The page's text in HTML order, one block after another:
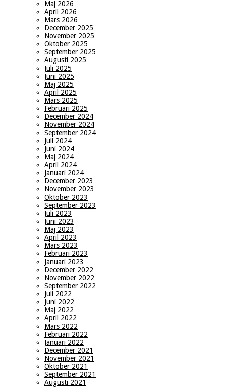
Maj 2026
April 2026
Mars 2026
December 2025
November 2025
Oktober 2025
September 2025
Augusti 2025
Juli 2025
Juni 2025
Maj 2025
April 2025
Mars 2025
Februari 2025
December 2024
November 2024
September 2024
Juli 2024
Juni 2024
Maj 2024
April 2024
Januari 2024
December 2023
November 2023
Oktober 2023
September 2023
Juli 2023
Juni 2023
Maj 2023
April 2023
Mars 2023
Februari 2023
Januari 2023
December 2022
November 2022
September 2022
Juli 2022
Juni 2022
Maj 2022
April 2022
Mars 2022
Februari 2022
Januari 2022
December 2021
November 2021
Oktober 2021
September 2021
Augusti 2021